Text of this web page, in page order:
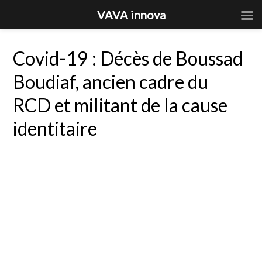
Covid-19 : Décès de Boussad
Boudiaf, ancien cadre du
RCD et militant de la cause
identitaire
VAVA innova